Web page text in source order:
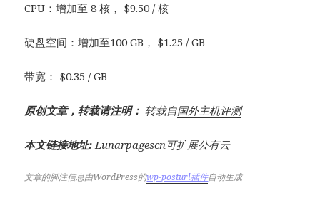
CPU：增加至 8 核， $9.50 / 核
硬盘空间：增加至100 GB， $1.25 / GB
带宽： $0.35 / GB
原创文章，转载请注明： 转载自国外主机评测
本文链接地址: Lunarpagescn可扩展公有云
文章的脚注信息由WordPress的wp-posturl插件自动生成